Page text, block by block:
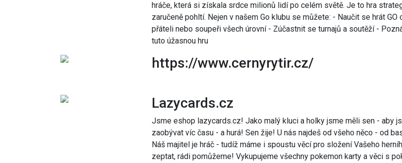
hráče, která si získala srdce milionů lidí po celém světě. Je to hra
zaručeně pohltí. Nejen v našem Go klubu se můžete: - Naučit se hrát
přáteli nebo soupeři všech úrovní - Zúčastnit se turnajů a soutěží -
tuto úžasnou hru
https://www.cernyrytir.cz/
Lazycards.cz
Jsme eshop lazycards.cz! Jako malý kluci a holky jsme měli sen - aby
zaobývat víc času - a hurá! Sen žije! U nás najdeš od všeho něco - od
Náš majitel je hráč - tudíž máme i spoustu věcí pro složení Vašeho
zeptat, rádi pomůžeme! Vykupujeme všechny pokemon karty a věci s